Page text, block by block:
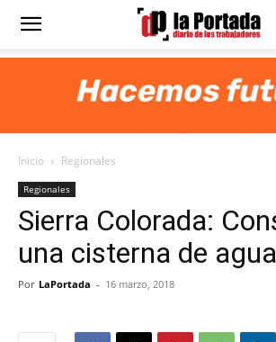
Diario
Portada
Inicio Regionales
Regionales
Sierra Colorada:
una cisterna de
Por LaPortada - 16 marzo, 2018